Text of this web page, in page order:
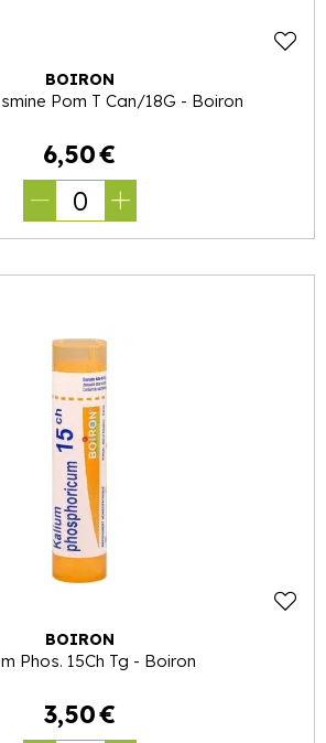
BOIRON
Pom T Can/18G - Boiron
6,50€
0
BOIRON
Phos. 15Ch Tg - Boiron
3,50€